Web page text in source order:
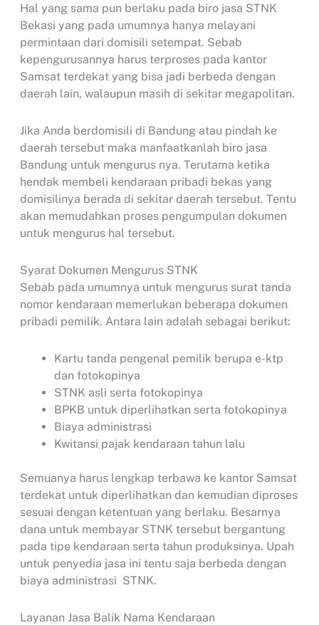
Hal yang sama pun berlaku pada biro jasa STNK
Bekasi yang pada umumnya hanya melayani
permintaan dari domisili setempat. Sebab
kepengurusannya harus terproses pada kantor
Samsat terdekat yang bisa jadi berbeda dengan
daerah lain, walaupun masih di sekitar megapolitan.
Jika Anda berdomisili di Bandung atau pindah ke
daerah tersebut maka manfaatkanlah biro jasa
Bandung untuk mengurus nya. Terutama ketika
hendak membeli kendaraan pribadi bekas yang
domisilinya berada di sekitar daerah tersebut. Tentu
akan memudahkan proses pengumpulan dokumen
untuk mengurus hal tersebut.
Syarat Dokumen Mengurus STNK
Sebab pada umumnya untuk mengurus surat tanda
nomor kendaraan memerlukan beberapa dokumen
pribadi pemilik. Antara lain adalah sebagai berikut:
Kartu tanda pengenal pemilik berupa e-ktp
dan fotokopinya
STNK asli serta fotokopinya
BPKB untuk diperlihatkan serta fotokopinya
Biaya administrasi
Kwitansi pajak kendaraan tahun lalu
Semuanya harus lengkap terbawa ke kantor Samsat
terdekat untuk diperlihatkan dan kemudian diproses
sesuai dengan ketentuan yang berlaku. Besarnya
dana untuk membayar STNK tersebut bergantung
pada tipe kendaraan serta tahun produksinya. Upah
untuk penyedia jasa ini tentu saja berbeda dengan
biaya administrasi STNK.
Layanan Jasa Balik Nama Kendaraan